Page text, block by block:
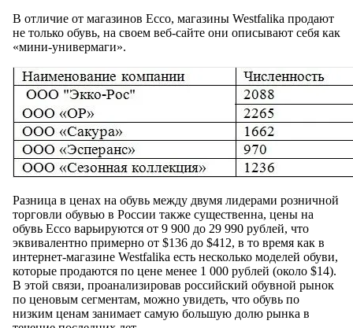
В отличие от магазинов Ecco, магазины Westfalika продают
не только обувь, на своем веб-сайте они описывают себя как
«мини-универмаги».
Разница в ценах на обувь между двумя лидерами розничной
торговли обувью в России также существенна, цены на
обувь Ecco варьируются от 9 900 до 29 990 рублей, что
эквивалентно примерно от $136 до $412, в то время как в
интернет-магазине Westfalika есть несколько моделей обуви,
которые продаются по цене менее 1 000 рублей (около $14).
В этой связи, проанализировав российский обувной рынок
по ценовым сегментам, можно увидеть, что обувь по
низким ценам занимает самую большую долю рынка в